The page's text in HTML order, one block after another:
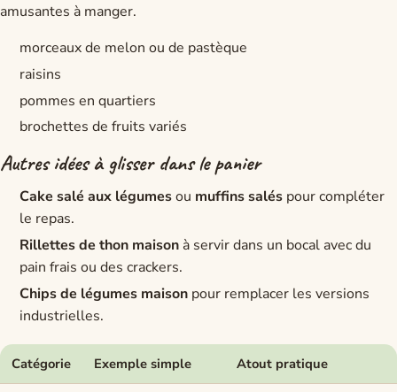
amusantes à manger.
morceaux de melon ou de pastèque
raisins
pommes en quartiers
brochettes de fruits variés
Autres idées à glisser dans le panier
Cake salé aux légumesou muffins salés pour compléter
le repas.
Rillettes de thon maison à servir dans un bocal avec du
pain frais ou des crackers.
Chips de légumes maison pour remplacer les versions
industrielles.
Catégorie Exemple simple Atout pratique